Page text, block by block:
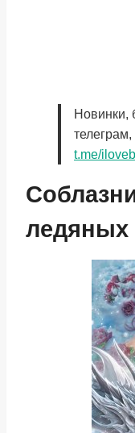
Новинки,
t.me/
ледяных